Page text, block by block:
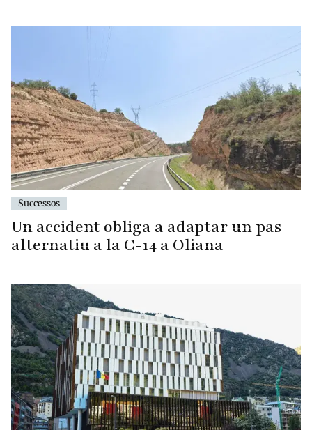
Successos
Un accident obliga a adaptar un pas
alternatiu a la C-14 a Oliana